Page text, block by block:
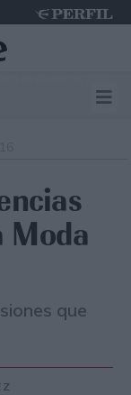
Moda
que